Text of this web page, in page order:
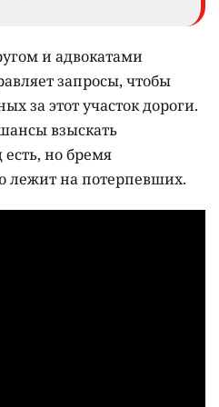
и адвокатами
запросы, чтобы
за этот участок дороги.
взыскать
но бремя
лежит на потерпевших.